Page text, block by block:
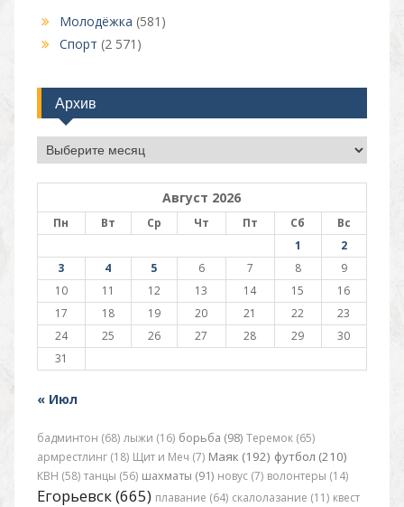
Молодёжка (581)
Спорт (2 571)
Архив
Архив
Август 2026
Пн Вт Ср Чт Пт Сб
Вс
1
2
3
4 5 6 7 8
9
10
11 12 13 14 15
16
17
18 19 20 21 22
23
24
25 26 27 28 29
30
31
« Июл
бадминтон (68) лыжи (16) борьба (98) Теремок (65)
армрестлинг (18) Щит и Меч (7) Маяк (192) футбол (210)
КВН (58) танцы (56) шахматы (91) новус (7) волонтеры (14)
Егорьевск (665) плавание (64) скалолазание (11) квест